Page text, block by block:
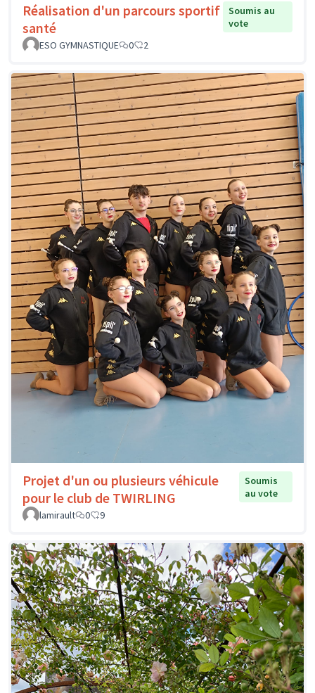
Réalisation d'un parcours sportif
santé
Soumis au
vote
ESO GYMNASTIQUE
0 2
Projet d'un ou plusieurs véhicule
pour le club de TWIRLING
Soumis
au vote
lamirault
0 9